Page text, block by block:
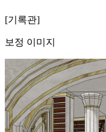
[기록관]
보정 이미지